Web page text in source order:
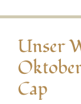
Unser
Cap